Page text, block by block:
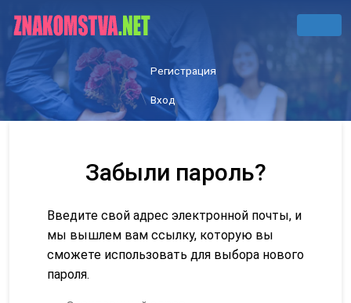
Регистрация
Вход
Забыли пароль?
Введите свой адрес электронной почты, и
мы вышлем вам ссылку, которую вы
сможете использовать для выбора нового
пароля.